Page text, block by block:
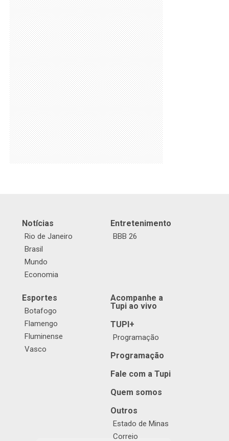
Notícias
Rio de Janeiro
Brasil
Mundo
Economia
Entretenimento
BBB 26
Esportes
Botafogo
Flamengo
Fluminense
Vasco
Acompanhe a
Tupi ao vivo
TUPI+
Programação
Programação
Fale com a Tupi
Quem somos
Outros
Estado de Minas
Correio